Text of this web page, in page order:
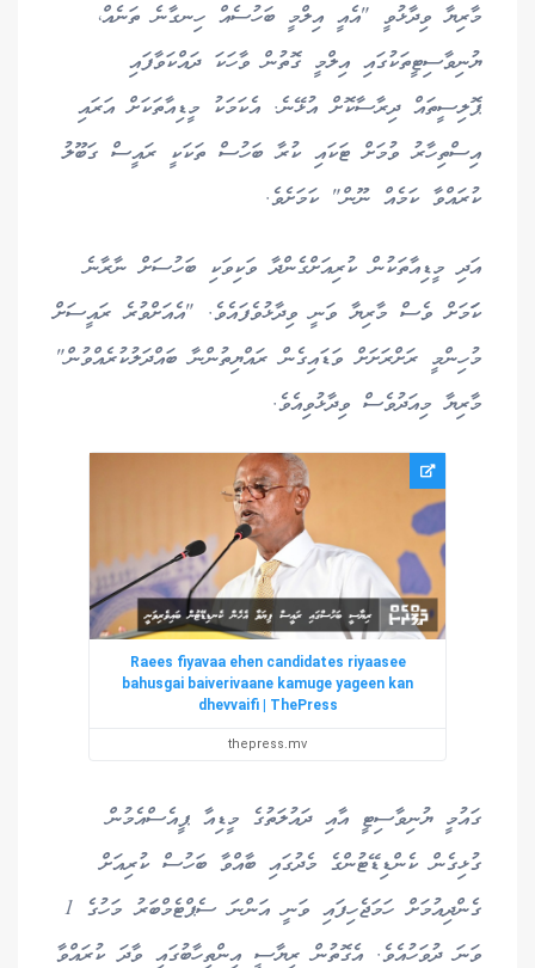
މާރިޔާ ވިދާޅުވީ "އެއީ އިލްމީ ބަހުސެއް ހިނގާނެ ތަނެއް،
ޔުނިވާސިޓީތަކުގައި އިލްމީ ގޮތުން ވާހަކަ ދައްކަވާފައި
ޕޮލިސީތައް ދިރާސާކޮށް އުޅޭނެ. އެކަމަކު މީޑިއާތަކަށް އަރައި
އިސްތިހާރު ވުމަށް ޓަކައި ކުރާ ބަހުސް ތަކަކީ ރައީސް ގަބޫލު
ކުރައްވާ ކަމެއް ނޫން" ކަމަށެވެ.
އަދި މީޑިއާތަކުން ކުރިއަށްގެންދާ ވަކިވަކި ބަހުސަށް ނާރާނެ
ކަަމަށް ވެސް މާރިޔާ ވަނީ ވިދާޅުވެފައެވެ. "އެއަށްވުރެ ރައީސަށް
މުހިންމީ ރަށްރަށަށް ވަޑައިގެން ރައްޔިތުންނާ ބައްދަލުކުރެއްވުން"
މާރިޔާ މިއަދުވެސް ވިދާޅުވިއެވެ.
Raees fiyavaa ehen candidates riyaasee
bahusgai baiverivaane kamuge yageen kan
dhevvaifi | ThePress
thepress.mv
ގައުމީ ޔުނިވާސިޓީ އާއި ދައުލަތުގެ މީޑިއާ ޕީއެސްއެމުން
ގުޅިގެން ކެންޑިޑޭޓުންގެ މެދުގައި ބާއްވާ ބަހުސް ކުރިއަށް
ގެންދިއުމަށް ހަމަޖެހިފައި ވަނީ އަންނަ ސެޕްޓެމްބަރު މަހުގެ 1
ވަނަ ދުވަހުއެވެ. އެގޮތުން ރިޔާސީ އިންތިހާބުގައި ވާދަ ކުރައްވާ